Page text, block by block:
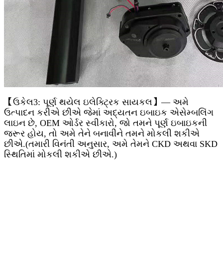
【ઉકેલ3: પૂર્ણ થયેલ ઇલેક્ટ્રિક સાયકલ】— અમે
ઉત્પાદન કરીએ છીએ જેમાં અદ્યતન ઇબાઇક એસેમ્બલિંગ
લાઇન છે, OEM ઓર્ડર સ્વીકારો, જો તમને પૂર્ણ ઇબાઇકની
જરૂર હોય, તો અમે તેને બનાવીને તમને મોકલી શકીએ
છીએ.(તમારી વિનંતી અનુસાર, અમે તેમને CKD અથવા SKD
સ્થિતિમાં મોકલી શકીએ છીએ.)